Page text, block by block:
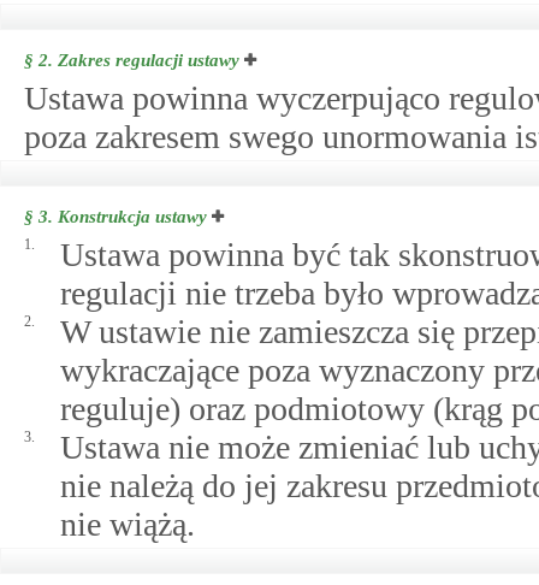
§ 2. Zakres regulacji ustawy
Ustawa powinna wyczerpująco
poza zakresem swego unormowania
§ 3. Konstrukcja ustawy
1.
Ustawa powinna być tak
regulacji nie trzeba było
2.
W ustawie nie zamieszcza się
wykraczające poza wyznaczony
reguluje) oraz podmiotowy (krąg
3.
Ustawa nie może zmieniać lub
nie należą do jej zakresu
nie wiążą.